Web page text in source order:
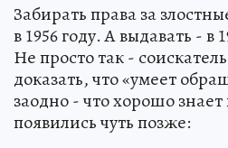
Забирать права за
в 1956 году. А выдавать - в
Не просто так -
доказать, что «умеет
заодно - что хорошо
появились чуть позже: